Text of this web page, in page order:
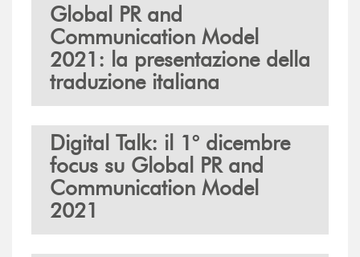
Global PR and
Communication Model
2021: la presentazione della
traduzione italiana
Digital Talk: il 1° dicembre
focus su Global PR and
Communication Model
2021